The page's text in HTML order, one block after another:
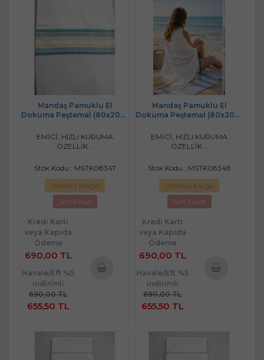
Mandaş Pamuklu El
Dokuma Peştemal (80x200)
EMİCİ, HIZLI KURUMA
ÖZELLİK...
Stok Kodu : MSTK08347
Ücretsiz Kargo
Son Fırsat
Kredi Kartı
veya Kapıda
Ödeme
690,00 TL
Havale/Eft %5
indirimli
690,00 TL
655,50 TL
Mandaş Pamuklu El
Dokuma Peştemal (80x200)
EMİCİ, HIZLI KURUMA
ÖZELLİK...
Stok Kodu : MSTK08348
Ücretsiz Kargo
Son Fırsat
Kredi Kartı
veya Kapıda
Ödeme
690,00 TL
Havale/Eft %5
indirimli
690,00 TL
655,50 TL